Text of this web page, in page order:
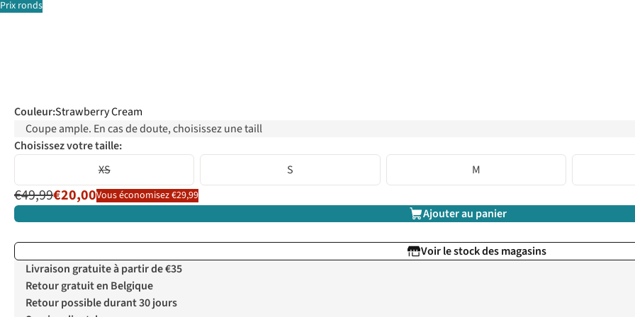
Prix ronds
Couleur:Strawberry Cream
Coupe ample. En cas de doute, choisissez une taill
Choisissez votre taille:
XS
S M
€49,99€20,00Vous économisez €29,99
Ajouter au panier
Voir le stock des magasins
Livraison gratuite à partir de €35
Retour gratuit en Belgique
Retour possible durant 30 jours